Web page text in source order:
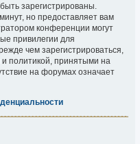
зарегистрированы.
но предоставляет вам
конференции могут
привилегии для
чем зарегистрироваться,
политикой, принятыми на
на форумах означает